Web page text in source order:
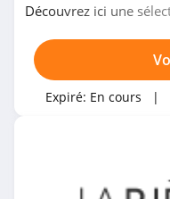
Découvrez ici une
Expiré: En cours |